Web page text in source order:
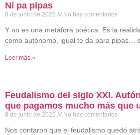
Ni pa pipas
8 de junio de 2025 No hay comentarios
Y no es una metáfora poética. Es la
como autónomo, igual te da para pipas…
Leer más »
Feudalismo del siglo XXI.
que pagamos mucho más que
8 de junio de 2025 No hay comentarios
Nos contaron que el feudalismo quedó